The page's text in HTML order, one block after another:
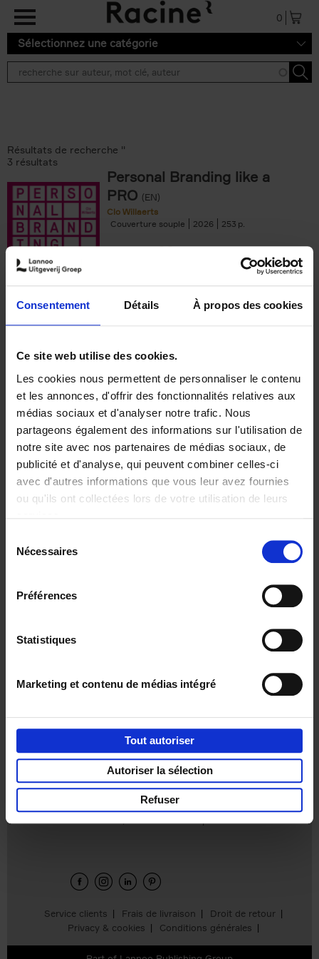
Consentement Détails À propos des cookies
Ce site web utilise des cookies.
Les cookies nous permettent de personnaliser le contenu
et les annonces, d'offrir des fonctionnalités relatives aux
médias sociaux et d'analyser notre trafic. Nous
partageons également des informations sur l'utilisation de
notre site avec nos partenaires de médias sociaux, de
publicité et d'analyse, qui peuvent combiner celles-ci
avec d'autres informations que vous leur avez fournies
ou qu'ils ont collectées lors de votre utilisation de leurs
Nécessaires
Préférences
Statistiques
Marketing et contenu de médias intégré
Tout autoriser
Autoriser la sélection
Refuser
Aller au contenu principal
0
Sélectionnez une catégorie
Résultats de recherche ''
3 résultats
Personal Branding like a
PRO (EN)
Clo Willaerts
Couverture souple
2026 253
€34,99
Digital marketing like a PRO -
completely revised edition
Clo Willaerts
Couverture souple
2022 226
€35,50
Content Marketing like a
Ajouter au panier
Service clients Frais de livraison
Droit de retour
Privacy & cookies
Conditions générales
Envie de bonnes idées de lecture, de